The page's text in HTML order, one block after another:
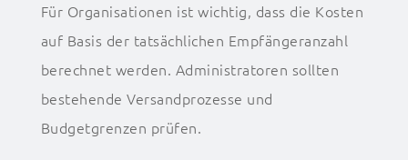
Für Organisationen ist wichtig, dass die Kosten
auf Basis der tatsächlichen Empfängeranzahl
berechnet werden. Administratoren sollten
bestehende Versandprozesse und
Budgetgrenzen prüfen.